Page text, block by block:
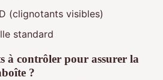
(clignotants visibles)
standard
à contrôler pour assurer la
?